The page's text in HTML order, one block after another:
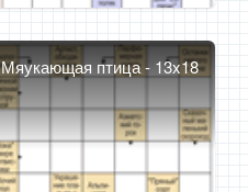
Мяукающая птица - 13x18